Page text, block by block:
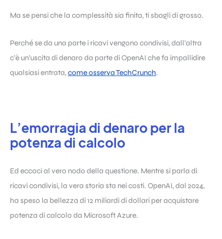
Ma se pensi che la complessità sia finita, ti sbagli di grosso.
Perché se da una parte i ricavi vengono condivisi, dall’altra
c’è un’uscita di denaro da parte di OpenAI che fa impallidire
qualsiasi entrata,come osserva TechCrunch.
L’emorragia di denaro per la
potenza di calcolo
Ed eccoci al vero nodo della questione. Mentre si parla di
ricavi condivisi, la vera storia sta nei costi. OpenAI, dal 2024,
ha speso la bellezza di 12 miliardi di dollari per acquistare
potenza di calcolo da Microsoft Azure.